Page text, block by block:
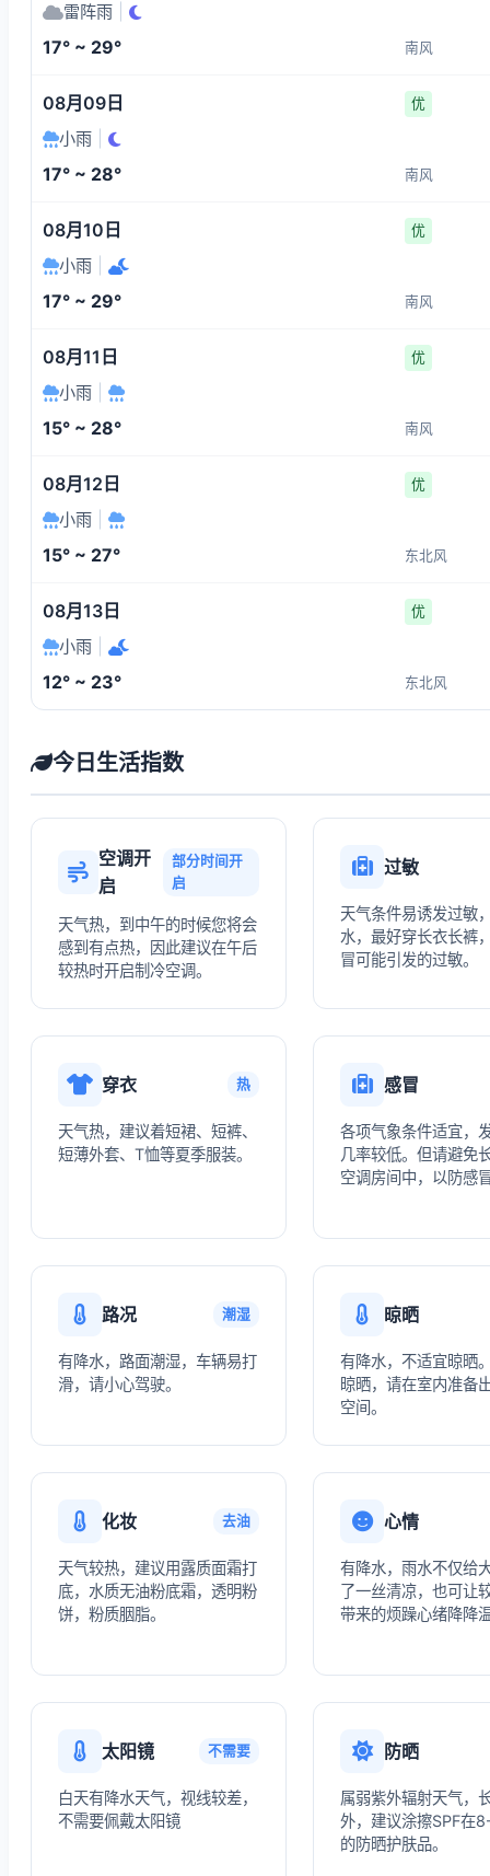
雷阵雨
17° ~ 29° 南风
08月09日 优
小雨
17° ~ 28° 南风
08月10日 优
小雨
17° ~ 29° 南风
08月11日 优
小雨
15° ~ 28° 南风
08月12日 优
小雨
15° ~ 27° 东北风
08月13日 优
小雨
12° ~ 23° 东北风
今日生活指数
空调开
启
部分时间开
启
天气热，到中午的时候您将会
感到有点热，因此建议在午后
较热时开启制冷空调。
过敏
天气条件易诱发过敏
水，最好穿长衣长裤
冒可能引发的过敏。
穿衣 热
天气热，建议着短裙、短裤、
短薄外套、T恤等夏季服装。
感冒
各项气象条件适宜，
几率较低。但请避免
空调房间中，以防感
路况 潮湿
有降水，路面潮湿，车辆易打
滑，请小心驾驶。
晾晒
有降水，不适宜晾晒
晾晒，请在室内准备
空间。
化妆 去油
天气较热，建议用露质面霜打
底，水质无油粉底霜，透明粉
饼，粉质胭脂。
心情
有降水，雨水不仅给
了一丝清凉，也可让
带来的烦躁心绪降降
太阳镜 不需要
白天有降水天气，视线较差，
不需要佩戴太阳镜
防晒
属弱紫外辐射天气，
外，建议涂擦SPF在
的防晒护肤品。